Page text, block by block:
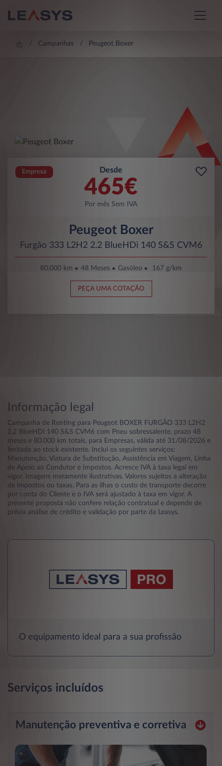
Campanhas Peugeot Boxer
Empresa Desde
465€
Por mês Sem IVA
Peugeot Boxer
Furgão 333 L2H2 2.2 BlueHDi 140 S&S CVM6
80.000 km 48 Meses Gasóleo 167 g/km
PEÇA UMA COTAÇÃO
Informação legal
Campanha de Renting para Peugeot BOXER FURGÃO 333 L2H2
2.2 BlueHDi 140 S&S CVM6 com Pneu sobressalente, prazo 48
meses e 80.000 km totais, para Empresas, válida até 31/08/2026 e
limitada ao stock existente. Inclui os seguintes serviços:
Manutenção, Viatura de Substitução, Assistência em Viagem, Linha
de Apoio ao Condutor e Impostos. Acresce IVA à taxa legal em
vigor. Imagens meramente ilustrativas. Valores sujeitos a alteração
de impostos ou taxas. Para as ilhas o custo de transporte decorre
por conta do Cliente e o IVA será ajustado à taxa em vigor. A
presente proposta não confere relação contratual e depende de
prévia análise de crédito e validação por parte da Leasys.
O equipamento ideal para a sua profissão
Serviços incluídos
Manutenção preventiva e corretiva